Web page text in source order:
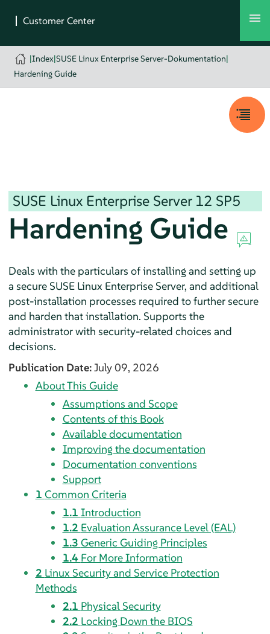
|Index|SUSE Linux Enterprise Server-Dokumentation|
Hardening Guide
SUSE Linux Enterprise Server 12 SP5
Hardening Guide
Deals with the particulars of installing and setting up
a secure SUSE Linux Enterprise Server, and additional
post-installation processes required to further secure
and harden that installation. Supports the
administrator with security-related choices and
decisions.
Publication Date:July 09, 2026
About This Guide
Assumptions and Scope
Contents of this Book
Available documentation
Improving the documentation
Documentation conventions
Support
1 Common Criteria
1.1 Introduction
1.2 Evaluation Assurance Level (EAL)
1.3 Generic Guiding Principles
1.4 For More Information
2 Linux Security and Service Protection
Methods
2.1 Physical Security
2.2 Locking Down the BIOS